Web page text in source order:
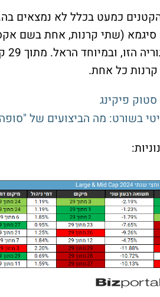
כמעט בכלל לא נמצאים
סיגמא (שתי קרנות, אחת בשם
פיקינג
בשורט: מה הביצועים של